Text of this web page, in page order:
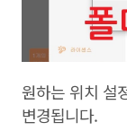
원하는 위치 설
변경됩니다.